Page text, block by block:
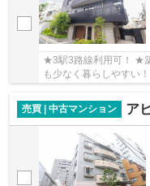
★3駅3路線利用可！ ★
も少なく暮らしやすい！
売買 | 中古マンション ア